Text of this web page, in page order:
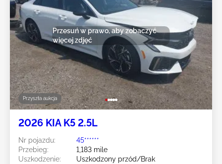
Przyszła aukcja
Przesuń w prawo, aby zobaczyć
więcej zdjęć
2026 KIA K5 2.5L
Nr pojazdu:
45******
Przebieg:
1,183 mile
Uszkodzenie:
Uszkodzony przód/Brak